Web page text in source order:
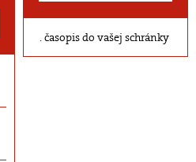
časopis do vašej schránky